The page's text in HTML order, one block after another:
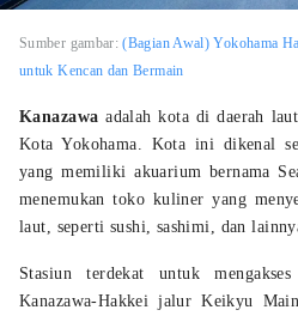
Sumber gambar:(Bagian Awal) Yokohama
untuk Kencan dan Bermain
Kanazawa adalah kota di daerah
Kota Yokohama. Kota ini dikenal
yang memiliki akuarium bernama
menemukan toko kuliner yang
laut, seperti sushi, sashimi, dan
Stasiun terdekat untuk
Kanazawa-Hakkei jalur Keikyu